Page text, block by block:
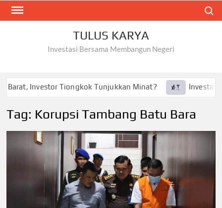
Skip
TULUS KARYA
Investasi Bersama Membangun Negeri
Investor Tiongkok Tunjukkan Minat? Investasi
Tag: Korupsi Tambang Batu Bara